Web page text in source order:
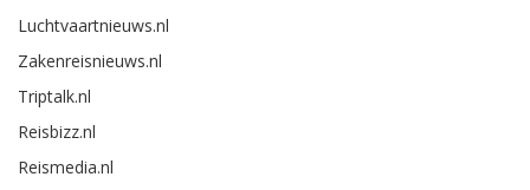
Luchtvaartnieuws.nl
Zakenreisnieuws.nl
Triptalk.nl
Reisbizz.nl
Reismedia.nl